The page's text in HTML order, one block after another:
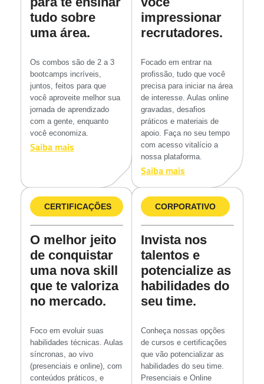
tudo sobre
uma área.
Os combos são de 2 a 3
bootcamps incríveis,
juntos, feitos para que
você aproveite melhor sua
jornada de aprendizado
com a gente, enquanto
você economiza.
Saiba mais
impressionar
recrutadores.
Focado em entrar na
profissão, tudo que você
precisa para iniciar na área
de interesse. Aulas online
gravadas, desafios
práticos e materiais de
apoio. Faça no seu tempo
com acesso vitalício a
nossa plataforma.
Saiba mais
CERTIFICAÇÕES
O melhor jeito
de conquistar
uma nova skill
que te valoriza
no mercado.
Foco em evoluir suas
habilidades técnicas. Aulas
síncronas, ao vivo
(presenciais e online), com
conteúdos práticos, e
CORPORATIVO
Invista nos
talentos e
potencialize as
habilidades do
seu time.
Conheça nossas opções
de cursos e certificações
que vão potencializar as
habilidades do seu time.
Presenciais e Online